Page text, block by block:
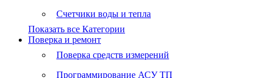
Счетчики воды и тепла
Показать все Категории
Поверка и ремонт
Поверка средств измерений
Программирование АСУ ТП